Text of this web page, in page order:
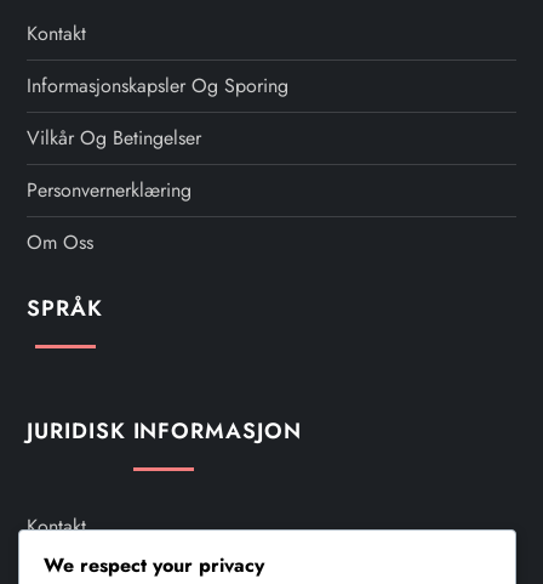
Kontakt
Informasjonskapsler Og Sporing
Vilkår Og Betingelser
Personvernerklæring
Om Oss
SPRÅK
JURIDISK INFORMASJON
Kontakt
We respect your privacy